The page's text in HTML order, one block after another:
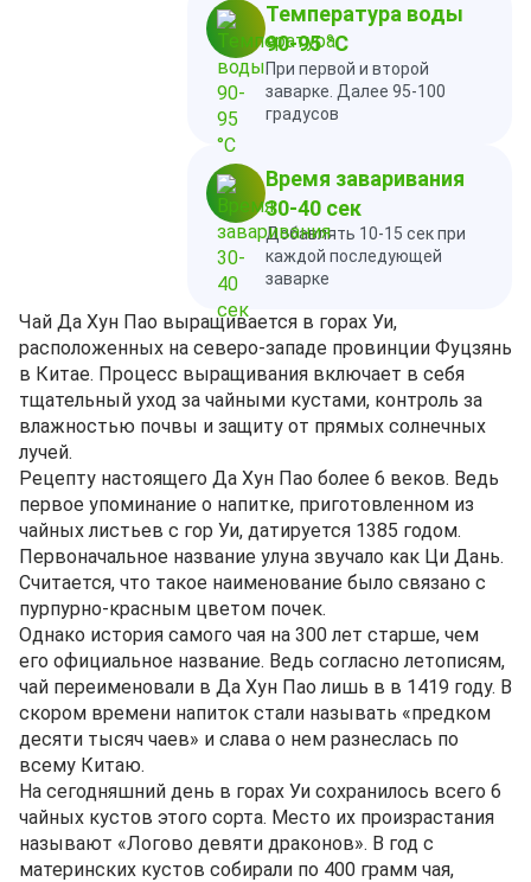
Температура воды
90-95 °C
При первой и второй
заварке. Далее 95-100
градусов
Время заваривания
30-40 сек
Добавлять 10-15 сек при
каждой последующей
заварке
Чай Да Хун Пао выращивается в горах Уи,
расположенных на северо-западе провинции Фуцзянь
в Китае. Процесс выращивания включает в себя
тщательный уход за чайными кустами, контроль за
влажностью почвы и защиту от прямых солнечных
лучей.
Рецепту настоящего Да Хун Пао более 6 веков. Ведь
первое упоминание о напитке, приготовленном из
чайных листьев с гор Уи, датируется 1385 годом.
Первоначальное название улуна звучало как Ци Дань.
Считается, что такое наименование было связано с
пурпурно-красным цветом почек.
Однако история самого чая на 300 лет старше, чем
его официальное название. Ведь согласно летописям,
чай переименовали в Да Хун Пао лишь в в 1419 году. В
скором времени напиток стали называть «предком
десяти тысяч чаев» и слава о нем разнеслась по
всему Китаю.
На сегодняшний день в горах Уи сохранилось всего 6
чайных кустов этого сорта. Место их произрастания
называют «Логово девяти драконов». В год с
материнских кустов собирали по 400 грамм чая,